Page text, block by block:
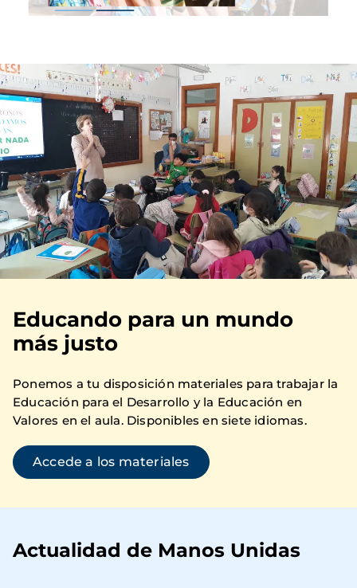
Educando para un mundo
más justo
Ponemos a tu disposición materiales para trabajar la
Educación para el Desarrollo y la Educación en
Valores en el aula. Disponibles en siete idiomas.
Accede a los materiales
Actualidad de Manos Unidas